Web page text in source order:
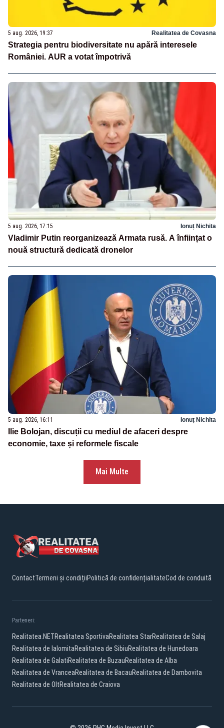
5 aug. 2026, 19:37 Realitatea de Covasna
Strategia pentru biodiversitate nu apără interesele
României. AUR a votat împotrivă
5 aug. 2026, 17:15 Ionuț Nichita
Vladimir Putin reorganizează Armata rusă. A înființat o
nouă structură dedicată dronelor
5 aug. 2026, 16:11 Ionuț Nichita
Ilie Bolojan, discuții cu mediul de afaceri despre
economie, taxe și reformele fiscale
Mai Multe
ContactTermeni și condițiiPolitică de confidențialitateCod de conduită
Parteneri:
Realitatea.NETRealitatea SportivaRealitatea StarRealitatea de Salaj
Realitatea de IalomitaRealitatea de SibiuRealitatea de Hunedoara
Realitatea de GalatiRealitatea de BuzauRealitatea de Alba
Realitatea de VranceaRealitatea de BacauRealitatea de Dambovita
Realitatea de OltRealitatea de Craiova